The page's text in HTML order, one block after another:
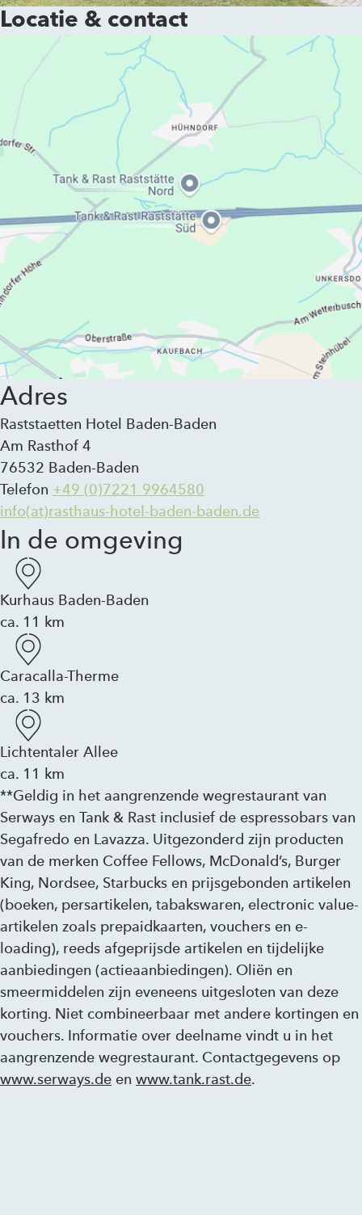
Locatie & contact
Adres
Raststaetten Hotel Baden-Baden
Am Rasthof 4
76532 Baden-Baden
Telefon +49 (0)7221 9964580
info(at)rasthaus-hotel-baden-baden.de
In de omgeving
Kurhaus Baden-Baden
ca. 11 km
Caracalla-Therme
ca. 13 km
Lichtentaler Allee
ca. 11 km
**Geldig in het aangrenzende wegrestaurant van
Serways en Tank & Rast inclusief de espressobars van
Segafredo en Lavazza. Uitgezonderd zijn producten
van de merken Coffee Fellows, McDonald’s, Burger
King, Nordsee, Starbucks en prijsgebonden artikelen
(boeken, persartikelen, tabakswaren, electronic value-
artikelen zoals prepaidkaarten, vouchers en e-
loading), reeds afgeprijsde artikelen en tijdelijke
aanbiedingen (actieaanbiedingen). Oliën en
smeermiddelen zijn eveneens uitgesloten van deze
korting. Niet combineerbaar met andere kortingen en
vouchers. Informatie over deelname vindt u in het
aangrenzende wegrestaurant. Contactgegevens op
www.serways.de en www.tank.rast.de.